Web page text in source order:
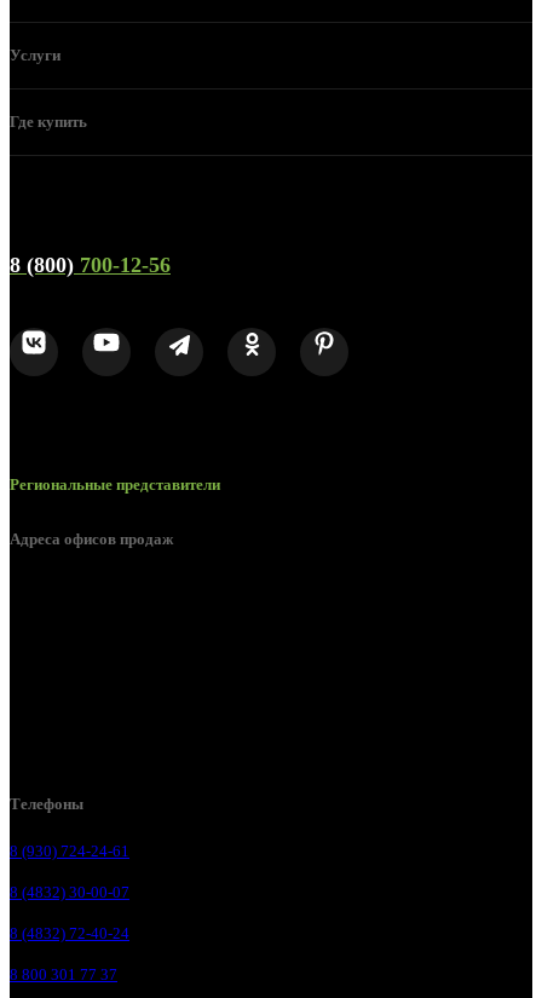
Услуги
Где купить
8 (800) 700-12-56
Региональные представители
Адреса офисов продаж
Телефоны
8 (930) 724-24-61
8 (4832) 30-00-07
8 (4832) 72-40-24
8 800 301 77 37